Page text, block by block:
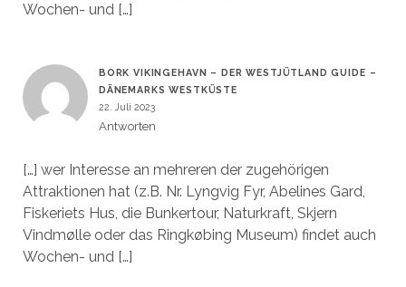
Wochen- und […]
BORK VIKINGEHAVN – DER WESTJÜTLAND GUIDE –
DÄNEMARKS WESTKÜSTE
22. Juli 2023
Antworten
[…] wer Interesse an mehreren der zugehörigen
Attraktionen hat (z.B. Nr. Lyngvig Fyr, Abelines Gard,
Fiskeriets Hus, die Bunkertour, Naturkraft, Skjern
Vindmølle oder das Ringkøbing Museum) findet auch
Wochen- und […]